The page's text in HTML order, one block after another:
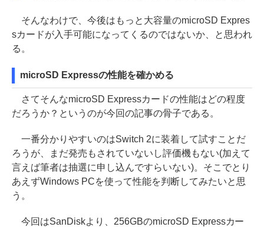
そんなわけで、今後はもっと大容量のmicroSD Expres
sカードが入手可能になってくるのではないか、と思われ
る。
microSD Expressの性能を確かめる
さてそんなmicroSD Expressカードの性能はどの程度
だろうか？というのが今回の記事の骨子である。
一番分かりやすいのはSwitch 2に装着して試すことだ
ろうが、まだ発売もされていないし評価機もない(加えて
言えば筆者は抽選に申し込んですらいない)。そこでとり
あえずWindows PCを使って性能を判断してみたいと思
う。
今回はSanDiskより、256GBのmicroSD Expressカー